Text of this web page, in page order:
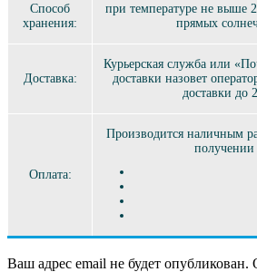
Способ
хранения:
при температуре не выше
прямых
Доставка:
Курьерская служба или
доставки назовет
доставки до
Оплата:
Производится наличным
получении
Ваш адрес email не будет опубликован.